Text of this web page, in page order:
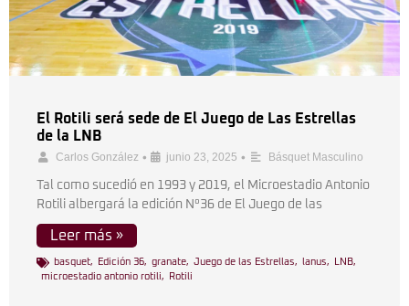
El Rotili será sede de El Juego de Las Estrellas
de la LNB
Carlos González • junio 23, 2025 • Básquet Masculino
Tal como sucedió en 1993 y 2019, el Microestadio Antonio
Rotili albergará la edición N°36 de El Juego de las
Leer más »
basquet, Edición 36, granate, Juego de las Estrellas, lanus, LNB,
microestadio antonio rotili, Rotili